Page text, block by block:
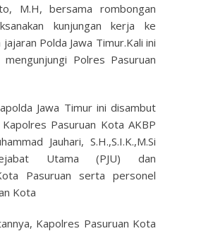
M.H, bersama rombongan
kunjungan kerja ke
Polda Jawa Timur.Kali ini
mengunjungi Polres Pasuruan
Jawa Timur ini disambut
Pasuruan Kota AKBP
Jauhari, S.H.,S.I.K.,M.Si
Utama (PJU) dan
Pasuruan serta personel
Kota
Kapolres Pasuruan Kota